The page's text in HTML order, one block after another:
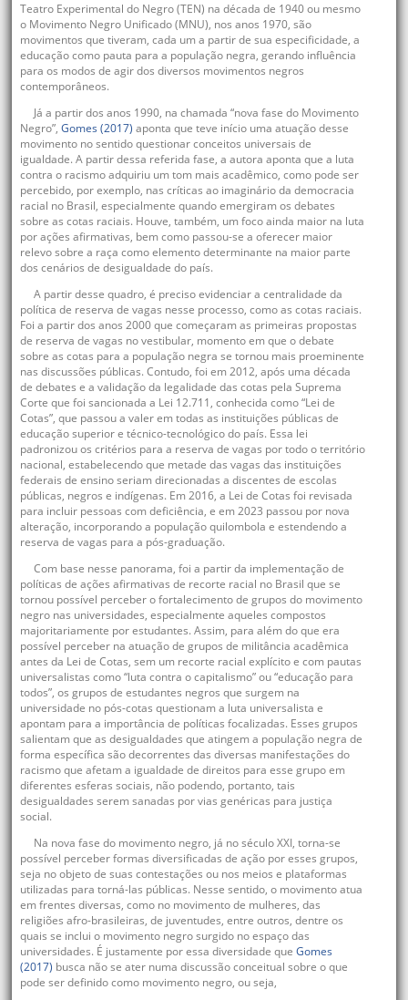
Teatro Experimental do Negro (TEN) na década de 1940 ou mesmo
o Movimento Negro Unificado (MNU), nos anos 1970, são
movimentos que tiveram, cada um a partir de sua especificidade, a
educação como pauta para a população negra, gerando influência
para os modos de agir dos diversos movimentos negros
contemporâneos.
Já a partir dos anos 1990, na chamada “nova fase do Movimento
Negro”, Gomes (2017) aponta que teve início uma atuação desse
movimento no sentido questionar conceitos universais de
igualdade. A partir dessa referida fase, a autora aponta que a luta
contra o racismo adquiriu um tom mais acadêmico, como pode ser
percebido, por exemplo, nas críticas ao imaginário da democracia
racial no Brasil, especialmente quando emergiram os debates
sobre as cotas raciais. Houve, também, um foco ainda maior na luta
por ações afirmativas, bem como passou-se a oferecer maior
relevo sobre a raça como elemento determinante na maior parte
dos cenários de desigualdade do país.
A partir desse quadro, é preciso evidenciar a centralidade da
política de reserva de vagas nesse processo, como as cotas raciais.
Foi a partir dos anos 2000 que começaram as primeiras propostas
de reserva de vagas no vestibular, momento em que o debate
sobre as cotas para a população negra se tornou mais proeminente
nas discussões públicas. Contudo, foi em 2012, após uma década
de debates e a validação da legalidade das cotas pela Suprema
Corte que foi sancionada a Lei 12.711, conhecida como “Lei de
Cotas”, que passou a valer em todas as instituições públicas de
educação superior e técnico-tecnológico do país. Essa lei
padronizou os critérios para a reserva de vagas por todo o território
nacional, estabelecendo que metade das vagas das instituições
federais de ensino seriam direcionadas a discentes de escolas
públicas, negros e indígenas. Em 2016, a Lei de Cotas foi revisada
para incluir pessoas com deficiência, e em 2023 passou por nova
alteração, incorporando a população quilombola e estendendo a
reserva de vagas para a pós-graduação.
Com base nesse panorama, foi a partir da implementação de
políticas de ações afirmativas de recorte racial no Brasil que se
tornou possível perceber o fortalecimento de grupos do movimento
negro nas universidades, especialmente aqueles compostos
majoritariamente por estudantes. Assim, para além do que era
possível perceber na atuação de grupos de militância acadêmica
antes da Lei de Cotas, sem um recorte racial explícito e com pautas
universalistas como “luta contra o capitalismo” ou “educação para
todos”, os grupos de estudantes negros que surgem na
universidade no pós-cotas questionam a luta universalista e
apontam para a importância de políticas focalizadas. Esses grupos
salientam que as desigualdades que atingem a população negra de
forma específica são decorrentes das diversas manifestações do
racismo que afetam a igualdade de direitos para esse grupo em
diferentes esferas sociais, não podendo, portanto, tais
desigualdades serem sanadas por vias genéricas para justiça
social.
Na nova fase do movimento negro, já no século XXI, torna-se
possível perceber formas diversificadas de ação por esses grupos,
seja no objeto de suas contestações ou nos meios e plataformas
utilizadas para torná-las públicas. Nesse sentido, o movimento atua
em frentes diversas, como no movimento de mulheres, das
religiões afro-brasileiras, de juventudes, entre outros, dentre os
quais se inclui o movimento negro surgido no espaço das
universidades. É justamente por essa diversidade que Gomes
(2017) busca não se ater numa discussão conceitual sobre o que
pode ser definido como movimento negro, ou seja,